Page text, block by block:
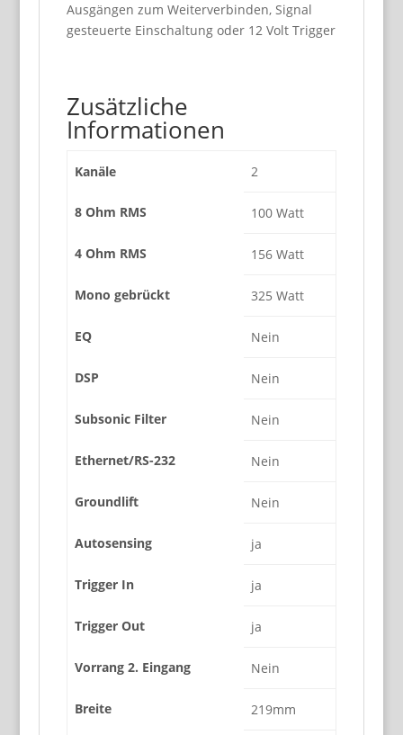
Ausgängen zum Weiterverbinden, Signal
gesteuerte Einschaltung oder 12 Volt Trigger
Zusätzliche
Informationen
Kanäle 2
8 Ohm RMS 100 Watt
4 Ohm RMS 156 Watt
Mono gebrückt 325 Watt
EQ Nein
DSP Nein
Subsonic Filter Nein
Ethernet/RS-232 Nein
Groundlift Nein
Autosensing ja
Trigger In ja
Trigger Out ja
Vorrang 2. Eingang Nein
Breite 219mm